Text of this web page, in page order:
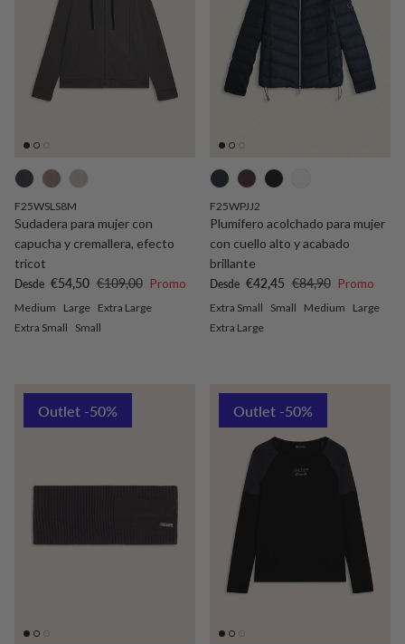
F25WSLS8M
Sudadera para mujer con
capucha y cremallera, efecto
tricot
Precio de venta
Desde €54,50 Precio normal
€109,00 Promo
Medium Large Extra Large
Extra Small
Small
F25WPJJ2
Plumífero acolchado para mujer
con cuello alto y acabado
brillante
Precio de venta
Desde €42,45 Precio normal
€84,90 Promo
Extra Small Small Medium
Large
Extra Large
Outlet -50% Outlet -50%